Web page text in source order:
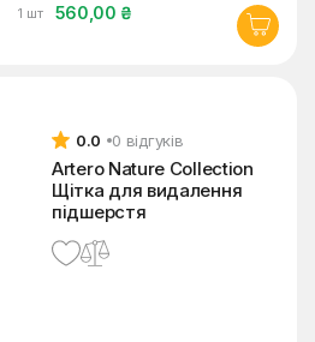
560,00 ₴
1 шт
0.0 0 відгуків
Artero Nature Collection
Щітка для видалення
підшерстя